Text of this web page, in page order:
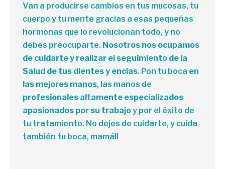
Van a producirse cambios en tus mucosas, tu
cuerpo y tu mente gracias a esas pequeñas
hormonas que lo revolucionan todo, y no
debes preocuparte. Nosotros nos ocupamos
de cuidarte y realizar el seguimiento de la
Salud de tus dientes y encías. Pon tu boca en
las mejores manos, las manos de
profesionales altamente especializados
apasionados por su trabajoy por el éxito de
tu tratamiento. No dejes de cuidarte, y cuida
también tu boca, mamá!!